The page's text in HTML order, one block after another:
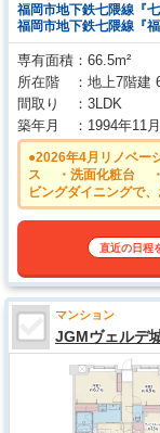
福岡市地下鉄七隈線『
福岡市地下鉄七隈線『
専有面積
66.5m²
所在階
地上7階建
間取り
3LDK
築年月
1994年11月
●2026年4月リノベ
ス ・洗面化粧台
ビングダイニングで
かな人造大理石の一
直近の日程
マンション
JGMヴェルデ